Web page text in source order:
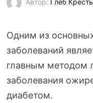
Одним из
заболеваний
главным методом
заболевания
диабетом.